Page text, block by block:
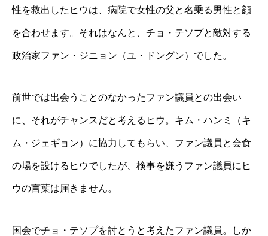
性を救出したヒウは、病院で女性の父と名乗る男性と顔
を合わせます。それはなんと、チョ・テソプと敵対する
政治家ファン・ジニョン（ユ・ドングン）でした。
前世では出会うことのなかったファン議員との出会い
に、それがチャンスだと考えるヒウ。キム・ハンミ（キ
ム・ジェギョン）に協力してもらい、ファン議員と会食
の場を設けるヒウでしたが、検事を嫌うファン議員にヒ
ウの言葉は届きません。
国会でチョ・テソプを討とうと考えたファン議員。しか